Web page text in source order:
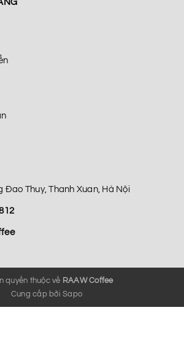
Đao Thuy, Thanh Xuan, Hà Nội
quyền thuộc về RAAW Coffee
Cung cấp bởiSapo